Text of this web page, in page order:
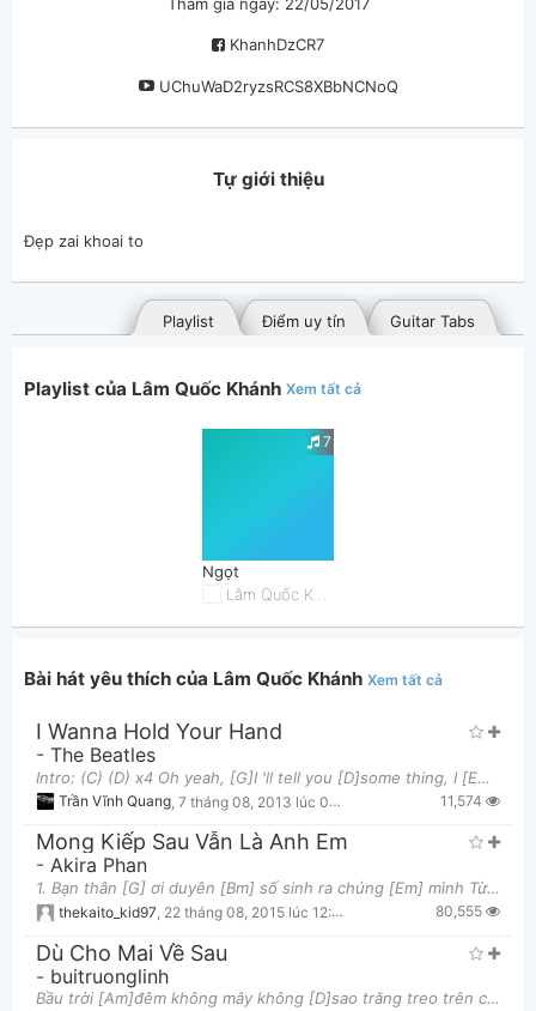
KhanhDzCR7
UChuWaD2ryzsRCS8XBbNCNoQ
Tự giới thiệu
Đẹp zai khoai to
Guitar Tabs
Điểm uy tín
Playlist
Thông tin chung
Playlist của Lâm Quốc Khánh Xem tất cả
7
Ngọt
Bài hát yêu thích của Lâm Quốc Khánh Xem tất cả
I Wanna Hold Your Hand
- The Beatles
Intro: (C) (D) x4 Oh yeah, [G]I 'll tell you [D]some thing, I [Em]think you [Bm]unders tand, Th
Trần Vĩnh Quang 7 tháng 08, 2013 lúc 03:10pm 11,574
Mong Kiếp Sau Vẫn Là Anh Em
- Akira Phan
1. Bạn thân [G] ơi duyên [Bm] số sinh ra chúng [Em] mình Từ thơ [C] ấu, đến [D] lúc ta khôn lớn [G]
thekaito_kid97 22 tháng 08, 2015 lúc 12:22pm 80,555
Dù Cho Mai Về Sau
- buitruonglinh
Bầu trời [Am]đêm không mây không [D]sao trăng treo trên cao khi lòng anh [G]vẫn nhớ nhung em [E7]nhi